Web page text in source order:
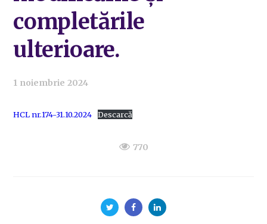
completările
ulterioare.
1 noiembrie 2024
HCL nr.174-31.10.2024 Descarcă
770